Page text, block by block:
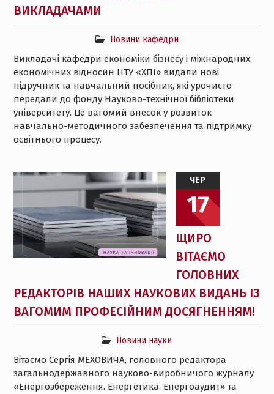
ВИКЛАДАЧАМИ
Новини кафедри
Викладачі кафедри економіки бізнесу і міжнародних
економічних відносин НТУ «ХПІ» видали нові
підручник та навчальний посібник, які урочисто
передали до фонду Науково-технічної бібліотеки
університету. Це вагомий внесок у розвиток
навчально-методичного забезпечення та підтримку
освітнього процесу.
ЧЕР
17
ЩИРО
ВІТАЄМО
ГОЛОВНИХ
РЕДАКТОРІВ НАШИХ НАУКОВИХ ВИДАНЬ ІЗ
ВАГОМИМ ПРОФЕСІЙНИМ ДОСЯГНЕННЯМ!
Новини науки
Вітаємо Сергія МЕХОВИЧА, головного редактора
загальнодержавного науково-виробничого журналу
«Енергозбереження. Енергетика. Енергоаудит» та